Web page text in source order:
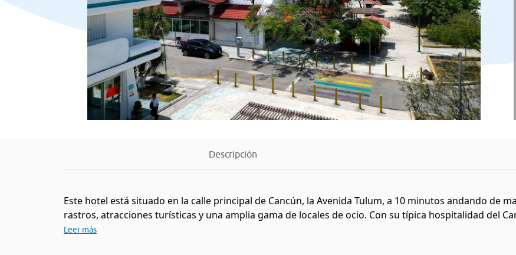
Descripción
Este hotel está situado en la calle principal de Cancún, la Avenida Tulum, a 10 minutos andando de
rastros, atracciones turísticas y una amplia gama de locales de ocio. Con su típica hospitalidad del
Leer más